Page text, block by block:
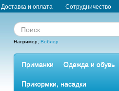
Доставка и оплата Сотрудничество
Например, Воблер
Приманки
Одежда и обувь
Прикормки, насадки